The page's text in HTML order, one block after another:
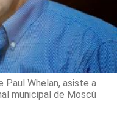
Paul Whelan, asiste a
municipal de Moscú